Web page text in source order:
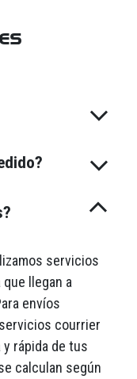
servicios
llegan a
envíos
courrier
rápida de tus
calculan según